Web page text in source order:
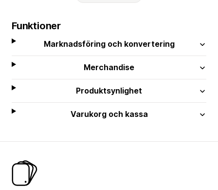
Funktioner
Marknadsföring och konvertering
Merchandise
Produktsynlighet
Varukorg och kassa